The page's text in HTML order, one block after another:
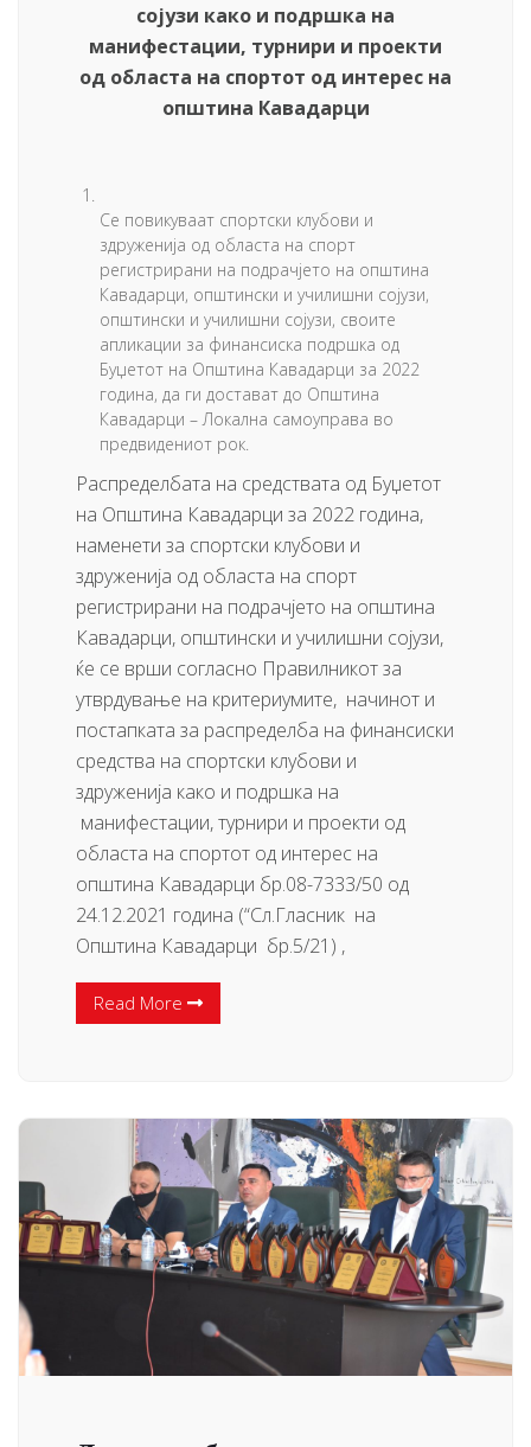
сојузи како и подршка на
манифестации, турнири и проекти
од областа на спортот од интерес на
општина Кавадарци
Се повикуваат спортски клубови и
здруженија од областа на спорт
регистрирани на подрачјето на општина
Кавадарци, општински и училишни сојузи,
општински и училишни сојузи, своите
апликации за финансиска подршка од
Буџетот на Општина Кавадарци за 2022
година, да ги достават до Општина
Кавадарци – Локална самоуправа во
предвидениот рок.
Распределбата на средствата од Буџетот
на Општина Кавадарци за 2022 година,
наменети за спортски клубови и
здруженија од областа на спорт
регистрирани на подрачјето на општина
Кавадарци, општински и училишни сојузи,
ќе се врши согласно Правилникот за
утврдување на критериумите, начинот и
постапката за распределба на финансиски
средства на спортски клубови и
здруженија како и подршка на
манифестации, турнири и проекти од
областа на спортот од интерес на
општина Кавадарци бр.08-7333/50 од
24.12.2021 година (“Сл.Гласник на
Општина Кавадарци бр.5/21) ,
Read More